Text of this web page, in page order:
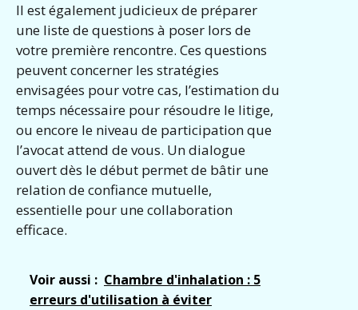
Il est également judicieux de préparer
une liste de questions à poser lors de
votre première rencontre. Ces questions
peuvent concerner les stratégies
envisagées pour votre cas, l’estimation du
temps nécessaire pour résoudre le litige,
ou encore le niveau de participation que
l’avocat attend de vous. Un dialogue
ouvert dès le début permet de bâtir une
relation de confiance mutuelle,
essentielle pour une collaboration
efficace.
Voir aussi : Chambre d'inhalation : 5
erreurs d'utilisation à éviter